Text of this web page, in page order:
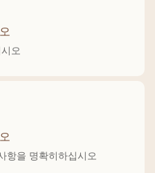
오
항을 명확히하십시오